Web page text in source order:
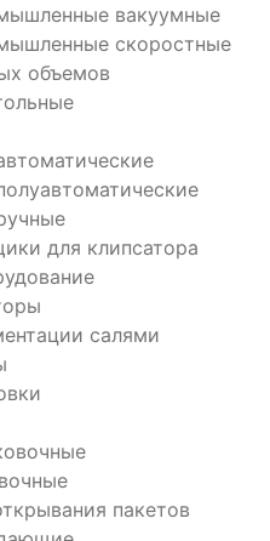
вакуумные
скоростные
объемов
для клипсатора
салями
пакетов